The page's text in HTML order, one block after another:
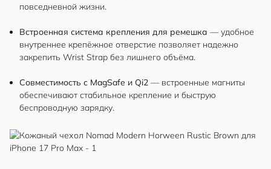
повседневной жизни.
Встроенная система крепления для ремешка — удобное
внутреннее крепёжное отверстие позволяет надежно
закрепить Wrist Strap без лишнего объёма.
Совместимость с MagSafe и Qi2 — встроенные магниты
обеспечивают стабильное крепление и быструю
беспроводную зарядку.